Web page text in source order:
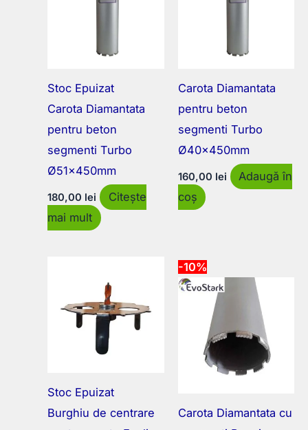
Stoc Epuizat
Carota Diamantata
pentru beton
segmenti Turbo
Ø51x450mm
180,00 lei
Citește
mai mult
Carota Diamantata
pentru beton
segmenti Turbo
Ø40x450mm
160,00 lei
Adaugă în
coș
Stoc Epuizat
Burghiu de centrare
-10%
Carota Diamantata cu